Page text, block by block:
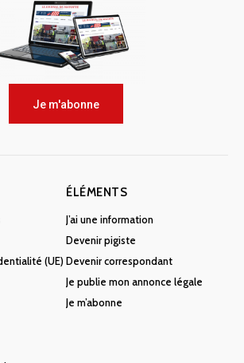
Je m'abonne
(UE)
ÉLÉMENTS
J’ai une information
Devenir pigiste
Devenir correspondant
Je publie mon annonce légale
Je m’abonne